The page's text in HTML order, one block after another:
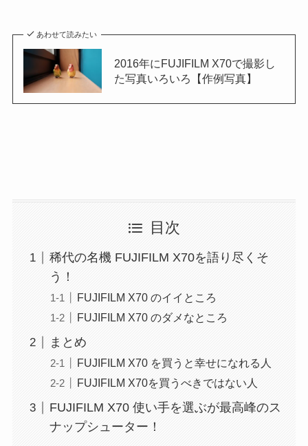
あわせて読みたい
2016年にFUJIFILM X70で撮影し
た写真いろいろ【作例写真】
目次
稀代の名機 FUJIFILM X70を語り尽くそ
う！
FUJIFILM X70 のイイところ
FUJIFILM X70 のダメなところ
まとめ
FUJIFILM X70 を買うと幸せになれる人
FUJIFILM X70を買うべきではない人
FUJIFILM X70 使い手を選ぶが最高峰のス
ナップシューター！